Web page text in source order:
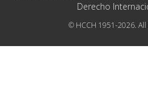
Derecho
© HCCH 1951-2026. All